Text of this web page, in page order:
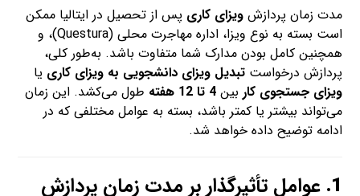
مدت زمان پردازشویزای کاری پس از تحصیل در ایتالیا ممکن
است بسته به نوع ویزا، اداره مهاجرت محلی (Questura)، و
همچنین کامل بودن مدارک شما متفاوت باشد. به‌طور کلی،
پردازش درخواستتبدیل ویزای دانشجویی به ویزای کاری یا
ویزای جستجوی کار بین4 تا 12 هفته
طول می‌کشد. این زمان
می‌تواند بیشتر یا کمتر باشد، بسته به عوامل مختلفی که در
ادامه توضیح داده خواهد شد.
1. عوامل تأثیرگذار بر مدت زمان پردازش